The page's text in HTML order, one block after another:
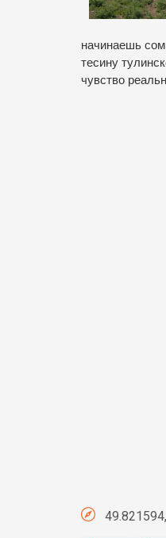
начинаешь
тесину
чувство